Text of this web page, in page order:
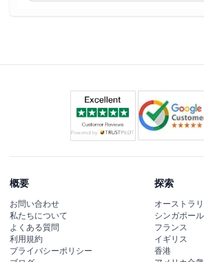
概要
お問い合わせ
私たちについて
よくある質問
利用規約
プライバシーポリシー
探索
オーストラ
シンガポール
フランス
イギリス
香港